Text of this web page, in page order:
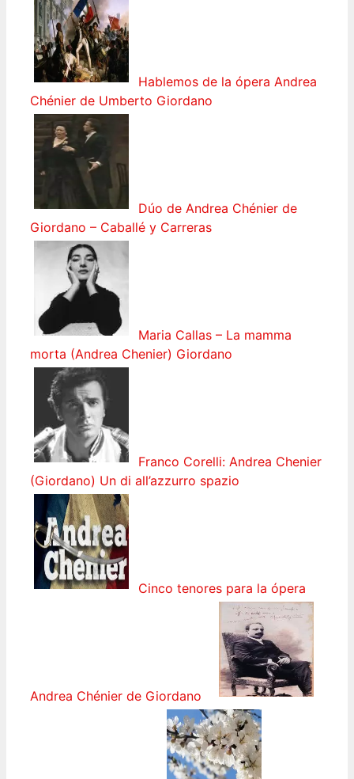
Hablemos de la ópera Andrea
Chénier de Umberto Giordano
Dúo de Andrea Chénier de
Giordano – Caballé y Carreras
Maria Callas – La mamma
morta (Andrea Chenier) Giordano
Franco Corelli: Andrea Chenier
(Giordano) Un di all’azzurro spazio
Cinco tenores para la ópera
Andrea Chénier de Giordano